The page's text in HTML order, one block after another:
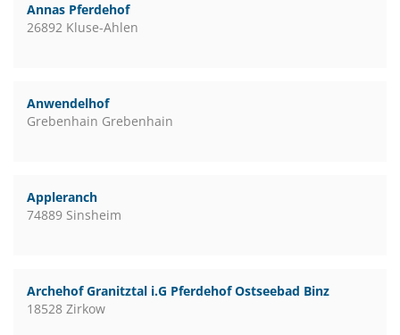
Annas Pferdehof
26892 Kluse-Ahlen
Anwendelhof
Grebenhain Grebenhain
Appleranch
74889 Sinsheim
Archehof Granitztal i.G Pferdehof Ostseebad Binz
18528 Zirkow